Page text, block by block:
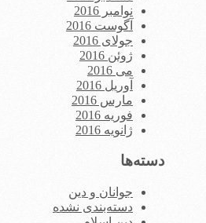
نوامبر 2016
آگوست 2016
جولای 2016
ژوئن 2016
می 2016
آوریل 2016
مارس 2016
فوریه 2016
ژانویه 2016
دسته‌ها
جوانان و دین
دسته‌بندی نشده